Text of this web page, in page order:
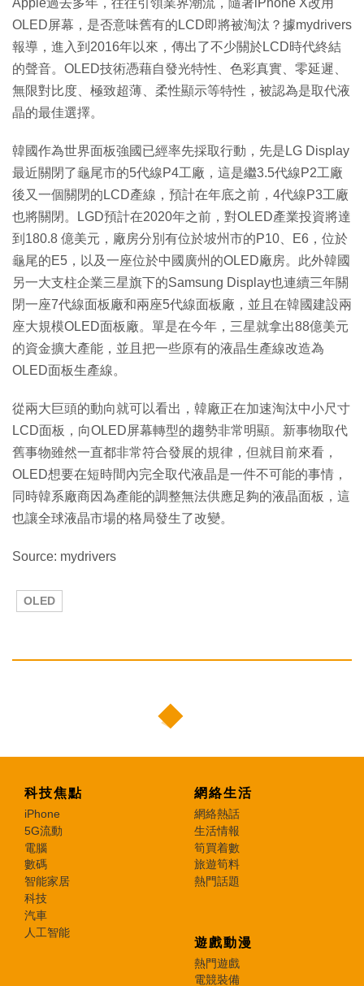
Apple過去多年，往往引領業界潮流，隨著iPhone X改用
OLED屏幕，是否意味舊有的LCD即將被淘汰？據mydrivers
報導，進入到2016年以來，傳出了不少關於LCD時代終結
的聲音。OLED技術憑藉自發光特性、色彩真實、零延遲、
無限對比度、極致超薄、柔性顯示等特性，被認為是取代液
晶的最佳選擇。
韓國作為世界面板強國已經率先採取行動，先是LG Display
最近關閉了龜尾市的5代線P4工廠，這是繼3.5代線P2工廠
後又一個關閉的LCD產線，預計在年底之前，4代線P3工廠
也將關閉。LGD預計在2020年之前，對OLED產業投資將達
到180.8 億美元，廠房分別有位於坡州市的P10、E6，位於
龜尾的E5，以及一座位於中國廣州的OLED廠房。此外韓國
另一大支柱企業三星旗下的Samsung Display也連續三年關
閉一座7代線面板廠和兩座5代線面板廠，並且在韓國建設兩
座大規模OLED面板廠。單是在今年，三星就拿出88億美元
的資金擴大產能，並且把一些原有的液晶生產線改造為
OLED面板生產線。
從兩大巨頭的動向就可以看出，韓廠正在加速淘汰中小尺寸
LCD面板，向OLED屏幕轉型的趨勢非常明顯。新事物取代
舊事物雖然一直都非常符合發展的規律，但就目前來看，
OLED想要在短時間內完全取代液晶是一件不可能的事情，
同時韓系廠商因為產能的調整無法供應足夠的液晶面板，這
也讓全球液晶市場的格局發生了改變。
Source: mydrivers
OLED
科技焦點
iPhone
5G流動
電腦
數碼
智能家居
科技
汽車
人工智能
網絡生活
網絡熱話
生活情報
筍買着數
旅遊筍料
熱門話題
遊戲動漫
熱門遊戲
電競裝備